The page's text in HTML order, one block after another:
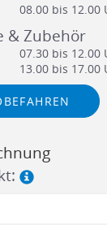
08.00 bis 12.00
& Zubehör
07.30 bis 12.00
13.00 bis 17.00